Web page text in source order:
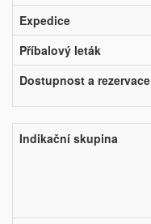
Expedice
Příbalový leták
Dostupnost a rezervace
Indikační skupina